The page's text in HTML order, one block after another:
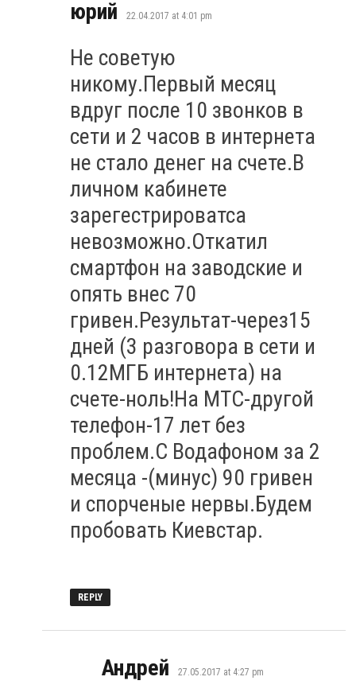
юрий says:
22.04.2017 at 4:01 pm
Не советую
никому.Первый месяц
вдруг после 10 звонков в
сети и 2 часов в интернета
не стало денег на счете.В
личном кабинете
зарегестрироватса
невозможно.Откатил
смартфон на заводские и
опять внес 70
гривен.Результат-через15
дней (3 разговора в сети и
0.12МГБ интернета) на
счете-ноль!На МТС-другой
телефон-17 лет без
проблем.С Водафоном за 2
месяца -(минус) 90 гривен
и спорченые нервы.Будем
пробовать Киевстар.
REPLY
Андрей says:
27.05.2017 at 4:27 pm